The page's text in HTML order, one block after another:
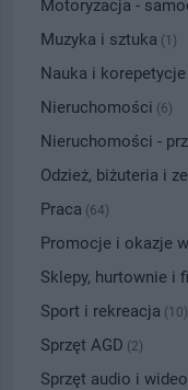
Motoryzacja -
Muzyka i sztuka (1)
Nauka i korepetycje
Nieruchomości (6)
Nieruchomości -
Odzież, biżuteria i
Praca (64)
Promocje i okazje
Sklepy, hurtownie i
Sport i rekreacja (10)
Sprzęt AGD (2)
Sprzęt audio i wideo